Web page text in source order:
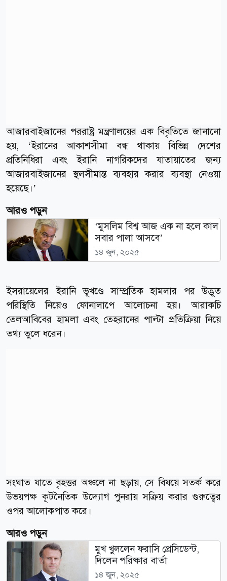
আজারবাইজানের পররাষ্ট্র মন্ত্রণালয়ের এক বিবৃতিতে জানানো
হয়, ‘ইরানের আকাশসীমা বন্ধ থাকায় বিভিন্ন দেশের
প্রতিনিধিরা এবং ইরানি নাগরিকদের যাতায়াতের জন্য
আজারবাইজানের স্থলসীমান্ত ব্যবহার করার ব্যবস্থা নেওয়া
হয়েছে।’
আরও পড়ুন
‘মুসলিম বিশ্ব আজ এক না হলে কাল
সবার পালা আসবে’
১৪ জুন, ২০২৫
ইসরায়েলের ইরানি ভূখণ্ডে সাম্প্রতিক হামলার পর উদ্ভূত
পরিস্থিতি নিয়েও ফোনালাপে আলোচনা হয়। আরাকচি
তেলআবিবের হামলা এবং তেহরানের পাল্টা প্রতিক্রিয়া নিয়ে
তথ্য তুলে ধরেন।
সংঘাত যাতে বৃহত্তর অঞ্চলে না ছড়ায়, সে বিষয়ে সতর্ক করে
উভয়পক্ষ কূটনৈতিক উদ্যোগ পুনরায় সক্রিয় করার গুরুত্বের
ওপর আলোকপাত করে।
আরও পড়ুন
মুখ খুললেন ফরাসি প্রেসিডেন্ট,
দিলেন পরিষ্কার বার্তা
১৪ জুন, ২০২৫